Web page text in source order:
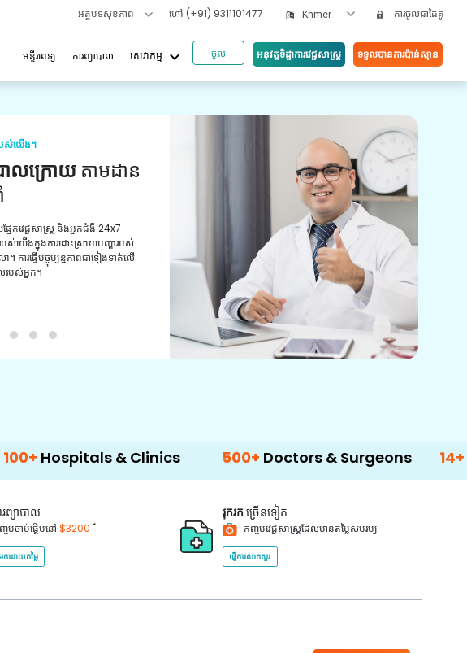
អត្ថបទសុខភាព ហៅ (+91) 9311101477 Khmer ការចូលជាដៃគូ
មន្ទីរពេទ្យ ការព្យាបាល សេវាកម្ម keyboard_arrow_down ចូល អនុវត្តទិដ្ឋាការវេជ្ជសាស្រ្ត ទទួលបានការប៉ាន់ស្មាន
ស់យើង។
េជ្ជសាស្ត្រជំនួយ
ជាប្រចាំពីអ្នកប្រឹក្សាវេជ្ជសាស្ត្រដែល
ផុត។
& Clinics 500+Doctors & Surgeons 14+Language
រព្យាបាល
ចប់ចាប់ផ្តើមនៅ $3200 *
ការវាយតម្លៃ
រុករក ច្រើនទៀត
កញ្ចប់វេជ្ជសាស្ត្រដែលមានតម្លៃសមរម្យ
ផ្ញើការសាកសួរ